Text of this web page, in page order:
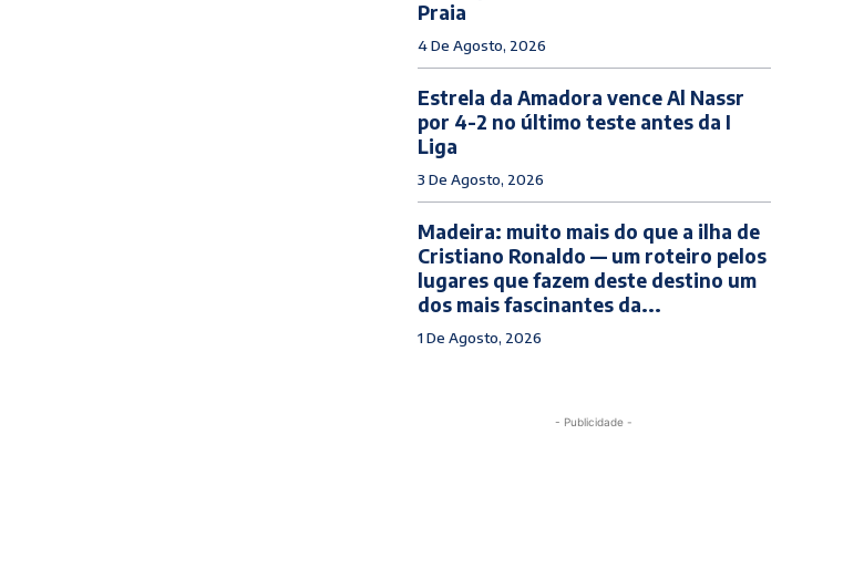
Praia
4 De Agosto, 2026
Estrela da Amadora vence Al Nassr
por 4-2 no último teste antes da I
Liga
3 De Agosto, 2026
Madeira: muito mais do que a ilha de
Cristiano Ronaldo — um roteiro pelos
lugares que fazem deste destino um
dos mais fascinantes da...
1 De Agosto, 2026
- Publicidade -